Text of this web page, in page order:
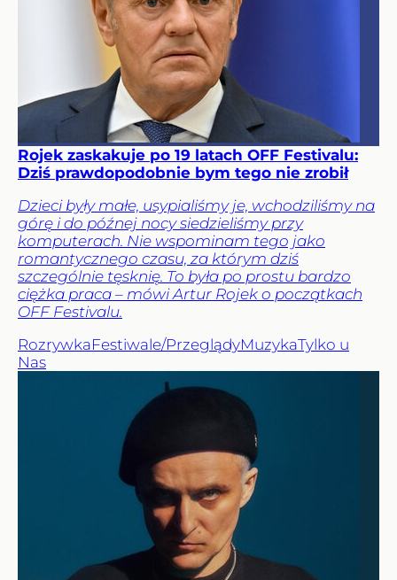
Rojek zaskakuje po 19 latach OFF Festivalu:
Dziś prawdopodobnie bym tego nie zrobił
Dzieci były małe, usypialiśmy je, wchodziliśmy na
górę i do późnej nocy siedzieliśmy przy
komputerach. Nie wspominam tego jako
romantycznego czasu, za którym dziś
szczególnie tęsknię. To była po prostu bardzo
ciężka praca – mówi Artur Rojek o początkach
OFF Festivalu.
RozrywkaFestiwale/PrzeglądyMuzykaTylko u
Nas